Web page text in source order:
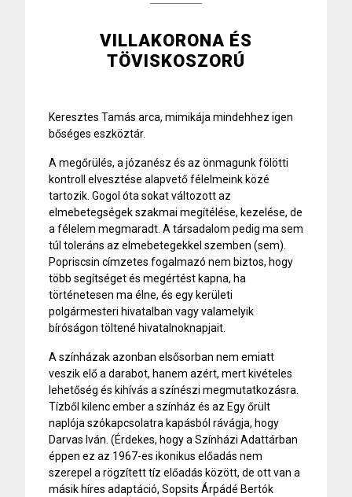
VILLAKORONA ÉS
TÖVISKOSZORÚ
Keresztes Tamás arca, mimikája mindehhez igen
bőséges eszköztár.
A megőrülés, a józanész és az önmagunk fölötti
kontroll elvesztése alapvető félelmeink közé
tartozik. Gogol óta sokat változott az
elmebetegségek szakmai megítélése, kezelése, de
a félelem megmaradt. A társadalom pedig ma sem
túl toleráns az elmebetegekkel szemben (sem).
Popriscsin címzetes fogalmazó nem biztos, hogy
több segítséget és megértést kapna, ha
történetesen ma élne, és egy kerületi
polgármesteri hivatalban vagy valamelyik
bíróságon töltené hivatalnoknapjait.
A színházak azonban elsősorban nem emiatt
veszik elő a darabot, hanem azért, mert kivételes
lehetőség és kihívás a színészi megmutatkozásra.
Tízből kilenc ember a színház és az Egy őrült
naplója szókapcsolatra kapásból rávágja, hogy
Darvas Iván. (Érdekes, hogy a Színházi Adattárban
éppen ez az 1967-es ikonikus előadás nem
szerepel a rögzített tíz előadás között, de ott van a
másik híres adaptáció, Sopsits Árpádé Bertók